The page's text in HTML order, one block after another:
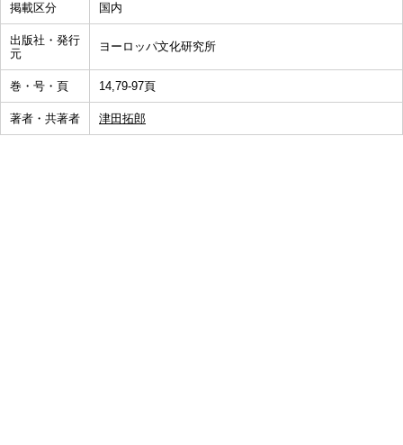
掲載区分 国内
出版社・発行
元
ヨーロッパ文化研究所
巻・号・頁 14,79-97頁
著者・共著者 津田拓郎